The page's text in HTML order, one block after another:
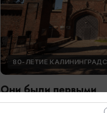
80-ЛЕТИЕ
Они были первыми